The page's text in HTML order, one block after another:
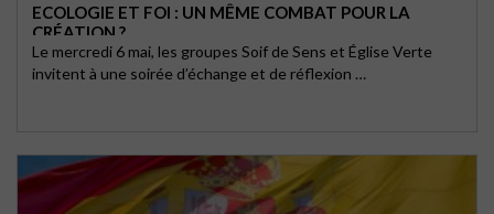
ECOLOGIE ET FOI : UN MÊME COMBAT POUR LA
CRÉATION ?
Le mercredi 6 mai, les groupes Soif de Sens et Église Verte
invitent à une soirée d’échange et de réflexion …